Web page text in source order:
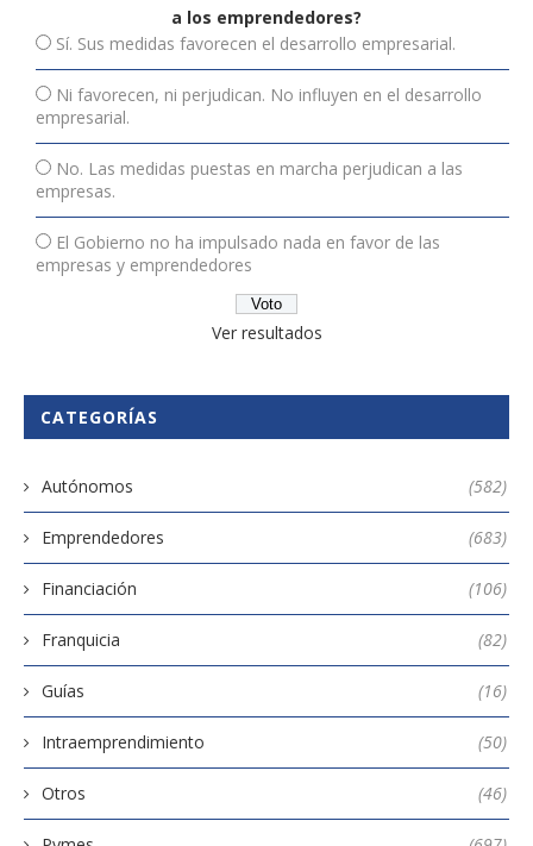
a los emprendedores?
Sí. Sus medidas favorecen el desarrollo empresarial.
Ni favorecen, ni perjudican. No influyen en el desarrollo
empresarial.
No. Las medidas puestas en marcha perjudican a las
empresas.
El Gobierno no ha impulsado nada en favor de las
empresas y emprendedores
Ver resultados
CATEGORÍAS
Autónomos (582)
Emprendedores (683)
Financiación (106)
Franquicia (82)
Guías (16)
Intraemprendimiento (50)
Otros (46)